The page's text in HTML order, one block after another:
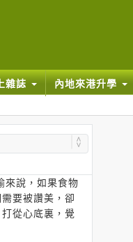
雜誌 內地來港升學
來說，如果食物
要被讚美，卻
從心底裏，覺